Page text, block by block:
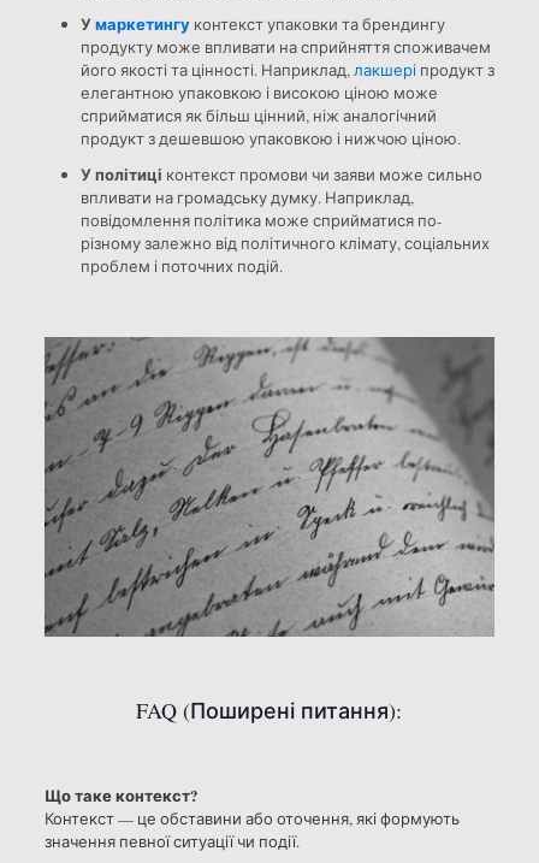
Умаркетингуконтекст упаковки та брендингу
продукту може впливати на сприйняття споживачем
його якості та цінності. Наприклад,лакшеріпродукт з
елегантною упаковкою і високою ціною може
сприйматися як більш цінний, ніж аналогічний
продукт з дешевшою упаковкою і нижчою ціною.
У політиці контекст промови чи заяви може сильно
впливати на громадську думку. Наприклад,
повідомлення політика може сприйматися по-
різному залежно від політичного клімату, соціальних
проблем і поточних подій.
FAQ (Поширені питання):
Що таке контекст?
Контекст — це обставини або оточення, які формують
значення певної ситуації чи події.